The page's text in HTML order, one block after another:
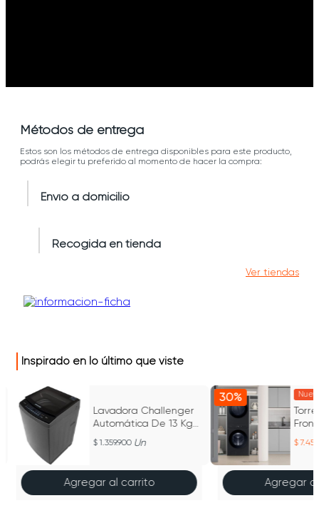
Métodos de entrega
Estos son los métodos de entrega disponibles para este producto,
podrás elegir tu preferido al momento de hacer la compra:
Envío a domicilio
Recogida en tienda
Ver tiendas
Inspirado en lo último que viste
Lavadora Challenger
Automática De 13 Kg
CW 5713
1.359.900 Un
Agregar al carrito
30%
AI
Agregar